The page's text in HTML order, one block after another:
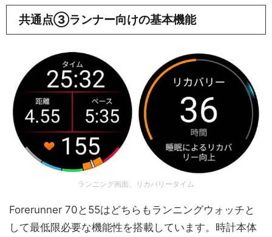
共通点③ランナー向けの基本機能
ランニング画面、リカバリータイム
Forerunner 70と55はどちらもランニングウォッチと
して最低限必要な機能性を搭載しています。時計本体